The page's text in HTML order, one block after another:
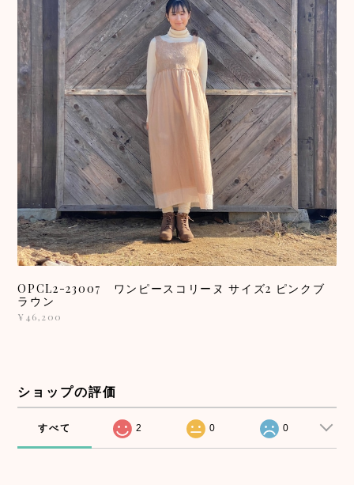
OPCL2-23007 ワンピースコリーヌ サイズ2 ピンクブ
ラウン
¥46,200
ショップの評価
すべて 2 0 0